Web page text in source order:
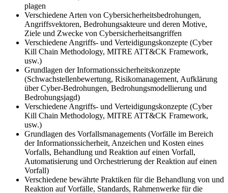
plagen
Verschiedene Arten von Cybersicherheitsbedrohungen,
Angriffsvektoren, Bedrohungsakteure und deren Motive,
Ziele und Zwecke von Cybersicherheitsangriffen
Verschiedene Angriffs- und Verteidigungskonzepte (Cyber
Kill Chain Methodology, MITRE ATT&CK Framework,
usw.)
Grundlagen der Informationssicherheitskonzepte
(Schwachstellenbewertung, Risikomanagement, Aufklärung
über Cyber-Bedrohungen, Bedrohungsmodellierung und
Bedrohungsjagd)
Verschiedene Angriffs- und Verteidigungskonzepte (Cyber
Kill Chain Methodology, MITRE ATT&CK Framework,
usw.)
Grundlagen des Vorfallsmanagements (Vorfälle im Bereich
der Informationssicherheit, Anzeichen und Kosten eines
Vorfalls, Behandlung und Reaktion auf einen Vorfall,
Automatisierung und Orchestrierung der Reaktion auf einen
Vorfall)
Verschiedene bewährte Praktiken für die Behandlung von und
Reaktion auf Vorfälle, Standards, Rahmenwerke für die